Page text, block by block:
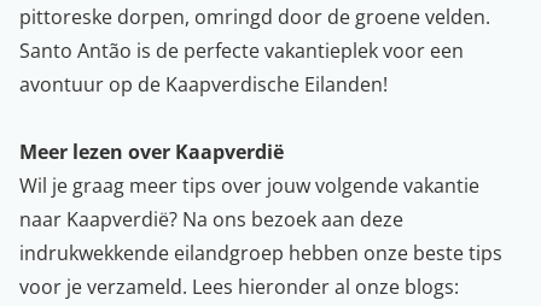
pittoreske dorpen, omringd door de groene velden.
Santo Antão is de perfecte vakantieplek voor een
avontuur op de Kaapverdische Eilanden!
Meer lezen over Kaapverdië
Wil je graag meer tips over jouw volgende vakantie
naar Kaapverdië? Na ons bezoek aan deze
indrukwekkende eilandgroep hebben onze beste tips
voor je verzameld. Lees hieronder al onze blogs: